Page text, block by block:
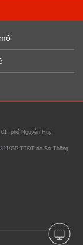
phố Nguyễn Huy
GP-TTĐT do Sở Thông